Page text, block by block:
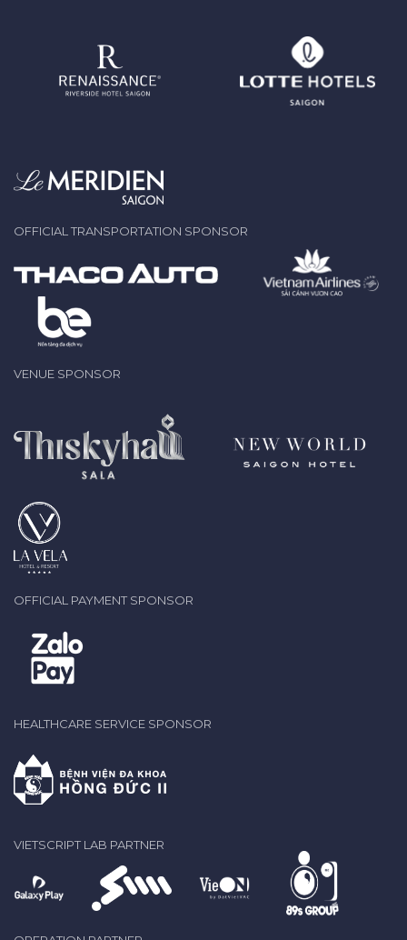
OFFICIAL TRANSPORTATION SPONSOR
VENUE SPONSOR
OFFICIAL PAYMENT SPONSOR
HEALTHCARE SERVICE SPONSOR
VIETSCRIPT LAB PARTNER